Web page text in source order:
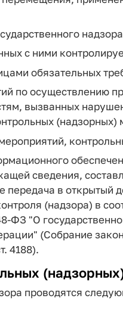
с ними
обязательных
по осуществлению
вызванных
(надзорных)
сведения,
в открытый
(надзора) в
ФЗ "О
(Собрание
4188).
проводятся